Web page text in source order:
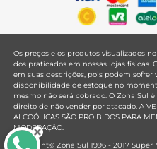
Os preços e os produtos visualizados
dos praticados em nossas lojas físicas.
em suas descrições, pois podem sofrer
disponibilidade de estoque no
mesmo não será cobrado. O Zona Sul
direito de não vender por atacado. A
ALCOÓLICAS SÃO PROIBIDOS PARA
MODERAÇÃO.
Copyright© Zona Sul 1996 - 2017 Super